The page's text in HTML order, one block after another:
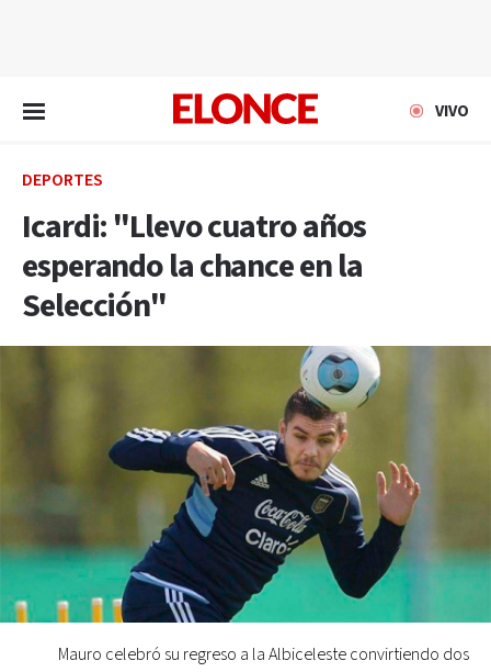
VIVO
DEPORTES
Icardi: "Llevo cuatro años
esperando la chance en la
Selección"
Mauro celebró su regreso a la Albiceleste convirtiendo dos